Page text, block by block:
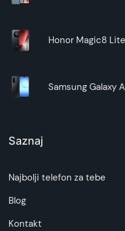
Honor Magic8
Samsung Galaxy
Saznaj
Najbolji telefon za tebe
Blog
Kontakt